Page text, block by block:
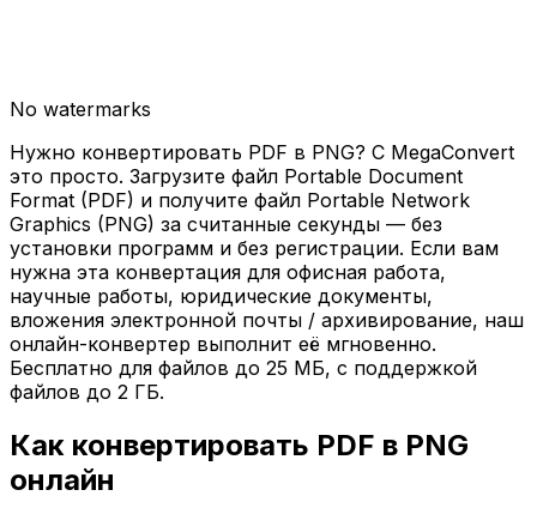
No watermarks
Нужно конвертировать PDF в PNG? С MegaConvert
это просто. Загрузите файл Portable Document
Format (PDF) и получите файл Portable Network
Graphics (PNG) за считанные секунды — без
установки программ и без регистрации. Если вам
нужна эта конвертация для офисная работа,
научные работы, юридические документы,
вложения электронной почты / архивирование, наш
онлайн-конвертер выполнит её мгновенно.
Бесплатно для файлов до 25 МБ, с поддержкой
файлов до 2 ГБ.
Как конвертировать PDF в PNG
онлайн